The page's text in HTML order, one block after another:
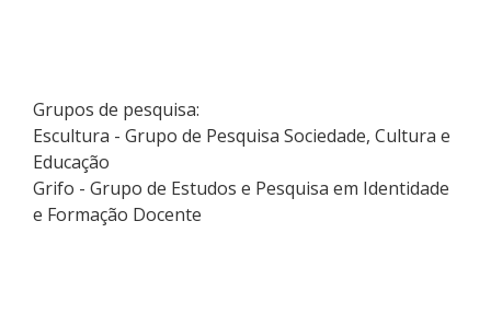
Grupos de pesquisa:
Escultura - Grupo de Pesquisa Sociedade, Cultura e
Educação
Grifo - Grupo de Estudos e Pesquisa em Identidade
e Formação Docente